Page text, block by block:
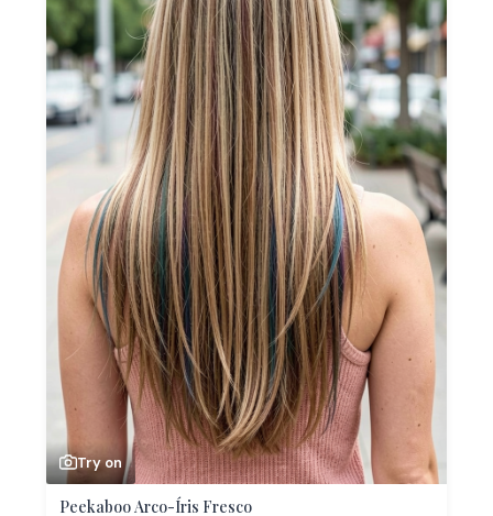
Try on
Peekaboo Arco-Íris Fresco